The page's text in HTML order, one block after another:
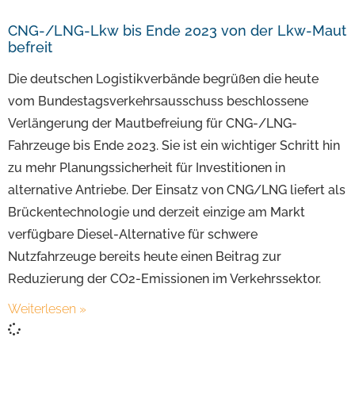
CNG-/LNG-Lkw bis Ende 2023 von der Lkw-Maut
befreit
Die deutschen Logistikverbände begrüßen die heute
vom Bundestagsverkehrsausschuss beschlossene
Verlängerung der Mautbefreiung für CNG-/LNG-
Fahrzeuge bis Ende 2023. Sie ist ein wichtiger Schritt hin
zu mehr Planungssicherheit für Investitionen in
alternative Antriebe. Der Einsatz von CNG/LNG liefert als
Brückentechnologie und derzeit einzige am Markt
verfügbare Diesel-Alternative für schwere
Nutzfahrzeuge bereits heute einen Beitrag zur
Reduzierung der CO2-Emissionen im Verkehrssektor.
Weiterlesen »